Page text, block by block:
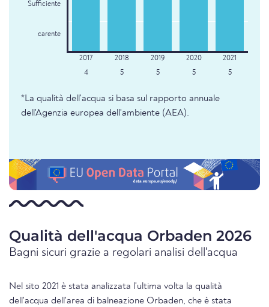
Sufficiente
carente
4 5 5 5 5
*La qualità dell'acqua si basa sul rapporto annuale
dell'Agenzia europea dell'ambiente (AEA).
Qualità dell'acqua Orbaden 2026
Bagni sicuri grazie a regolari analisi dell'acqua
Nel sito 2021 è stata analizzata l'ultima volta la qualità
dell'acqua dell'area di balneazione Orbaden, che è stata